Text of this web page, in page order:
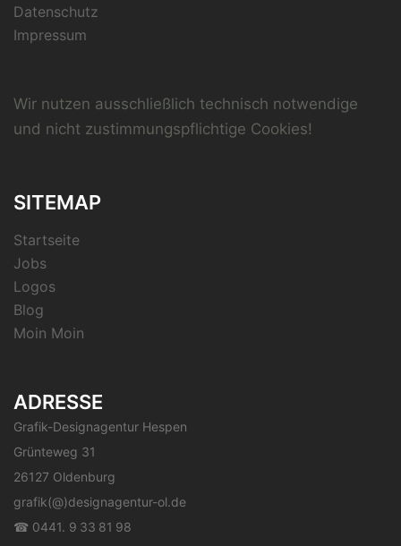
Datenschutz
Impressum
Wir nutzen ausschließlich technisch notwendige
und nicht zustimmungspflichtige Cookies!
SITEMAP
Startseite
Jobs
Logos
Blog
Moin Moin
ADRESSE
Grafik-Designagentur Hespen
Grünteweg 31
26127 Oldenburg
grafik(@)designagentur-ol.de
☎ 0441. 9 33 81 98